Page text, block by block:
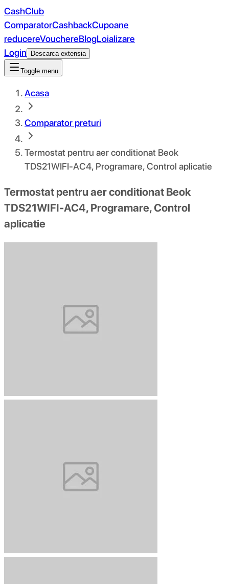
CashClub
ComparatorCashbackCupoane
reducereVouchereBlogLoializare
Login
Descarca extensia
Toggle menu
Acasa
Comparator preturi
Termostat pentru aer conditionat Beok
TDS21WIFI-AC4, Programare, Control aplicatie
Termostat pentru aer conditionat Beok
TDS21WIFI-AC4, Programare, Control
aplicatie